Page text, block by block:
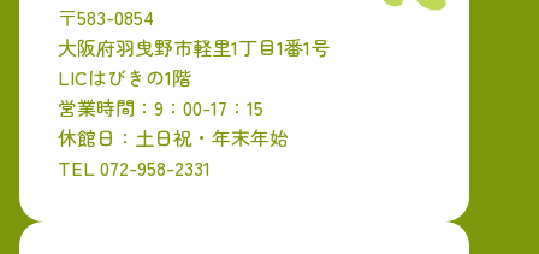
〒583-0854
大阪府羽曳野市軽里1丁目1番1号
LICはびきの1階
営業時間：9：00-17：15
休館日：土日祝・年末年始
TEL 072-958-2331